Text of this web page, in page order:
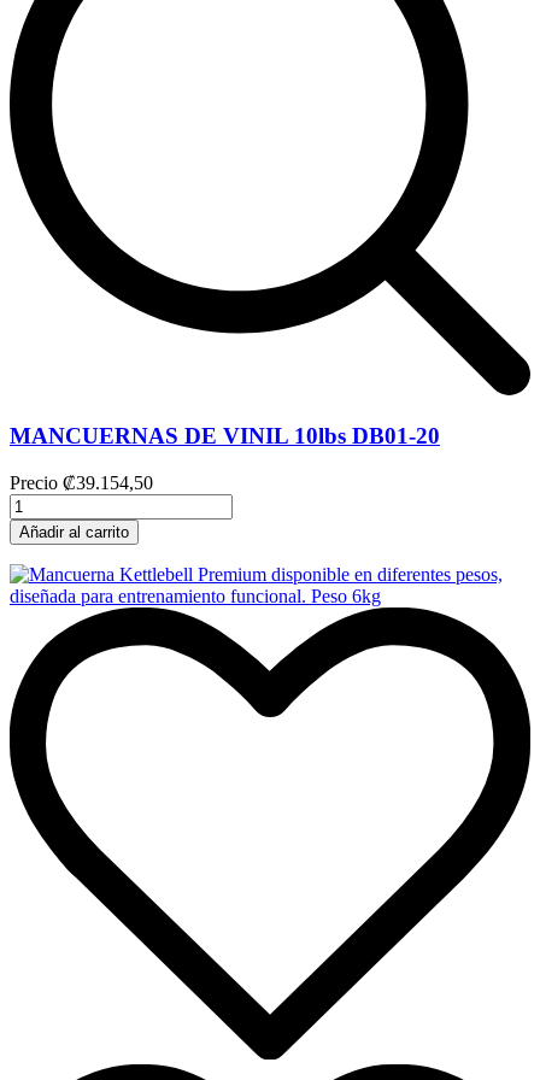
MANCUERNAS DE VINIL 10lbs DB01-20
Precio ₡39.154,50
Añadir al carrito